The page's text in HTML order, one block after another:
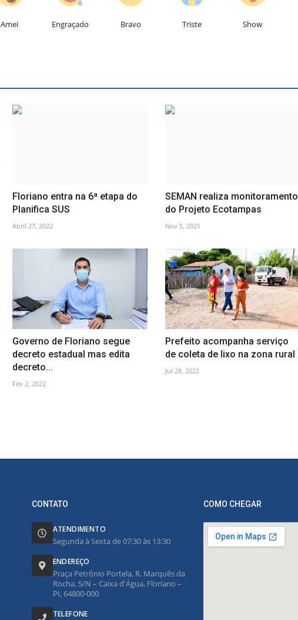
Amei Engraçado Bravo Triste Show
Floriano entra na 6ª etapa do
Planifica SUS
Abril 27, 2022
SEMAN realiza monitoramento
do Projeto Ecotampas
Nov 5, 2021
Governo de Floriano segue
decreto estadual mas edita
decreto...
Fev 2, 2022
Prefeito acompanha serviço
de coleta de lixo na zona rural
Jul 28, 2022
CONTATO
ATENDIMENTO
Segunda à Sexta de 07:30 às 13:30
ENDEREÇO
Praça Petrônio Portela, R. Marquês da
Rocha, S/N – Caixa d'Água, Floriano –
PI, 64800-000
TELEFONE
COMO CHEGAR